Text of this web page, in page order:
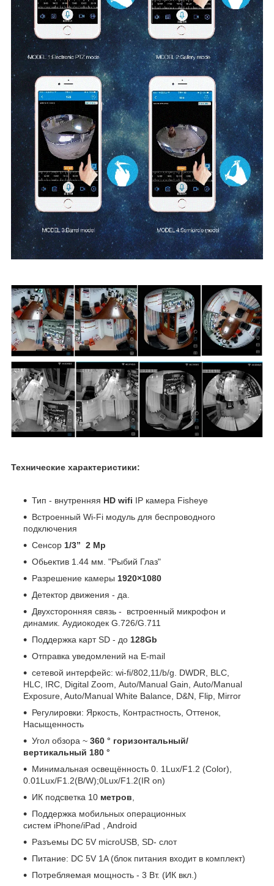
Технические характеристики:
Тип - внутренняя HD wifi IP камера Fisheye
Встроенный Wi-Fi модуль для беспроводного
подключения
Сенсор 1/3” 2 Mp
Обьектив 1.44 мм. "Рыбий Глаз"
Разрешение камеры 1920×1080
Детектор движения - да.
Двухсторонняя связь - встроенный микрофон и
динамик. Аудиокодек G.726/G.711
Поддержка карт SD - до 128Gb
Отправка уведомлений на E-mail
сетевой интерфейс: wi-fi/802,11/b/g. DWDR, BLC,
HLC, IRC, Digital Zoom, Auto/Manual Gain, Auto/Manual
Exposure, Auto/Manual White Balance, D&N, Flip, Mirror
Регулировки: Яркость, Контрастность, Оттенок,
Насыщенность
Угол обзора ~ 360 ° горизонтальный/
вертикальный 180 °
Минимальная освещённость 0. 1Lux/F1.2 (Color),
0.01Lux/F1.2(B/W);0Lux/F1.2(IR on)
ИК подсветка 10 метров
Поддержка мобильных операционных
систем iPhone/iPad , Android
Разъемы DC 5V microUSB, SD- слот
Питание: DC 5V 1A (блок питания входит в комплект)
Потребляемая мощность - 3 Вт. (ИК вкл.)